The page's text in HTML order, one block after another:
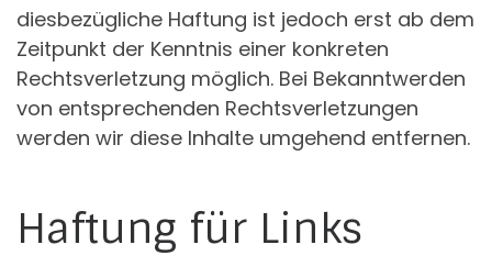
diesbezügliche Haftung ist jedoch erst ab dem
Zeitpunkt der Kenntnis einer konkreten
Rechtsverletzung möglich. Bei Bekanntwerden
von entsprechenden Rechtsverletzungen
werden wir diese Inhalte umgehend entfernen.
Haftung für Links